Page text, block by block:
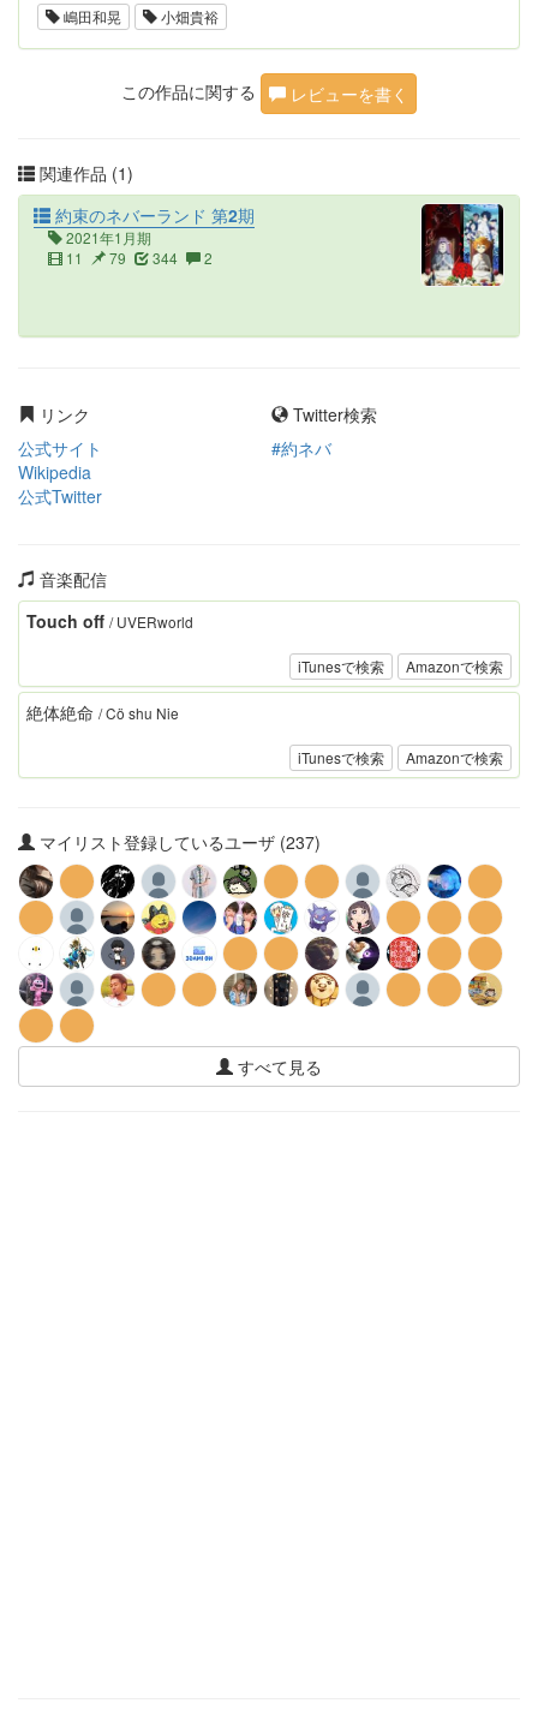
嶋田和晃
小畑貴裕
この作品に関する レビューを書く
関連作品 (1)
約束のネバーランド 第2期
2021年1月期
11
79 344 2
リンク
公式サイト
Wikipedia
公式Twitter
Twitter検索
#約ネバ
音楽配信
iTunesで検索 Amazonで検索
Touch off / UVERworld
iTunesで検索 Amazonで検索
絶体絶命 / Cö shu Nie
マイリスト登録しているユーザ (237)
すべて見る